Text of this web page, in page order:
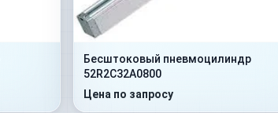
Бесштоковый пневмоцилиндр
52R2C32A0800
Цена по запросу